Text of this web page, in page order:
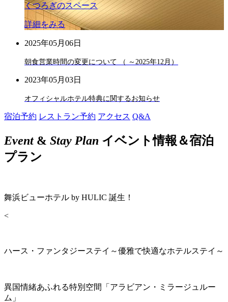
くつろぎのスペース
詳細をみる
2025年05月06日
朝食営業時間の変更について （ ～2025年12月）
2023年05月03日
オフィシャルホテル特典に関するお知らせ
宿泊予約 レストラン予約 アクセス Q&A
Event& Stay Plan イベント情報＆宿泊
プラン
舞浜ビューホテル by HULIC 誕生！
<
ハース・ファンタジーステイ～優雅で快適なホテルステイ～
異国情緒あふれる特別空間「アラビアン・ミラージュルー
ム」